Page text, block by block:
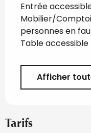
Entrée
Mobilier/
personnes en
Table accessible
Afficher
Tarifs